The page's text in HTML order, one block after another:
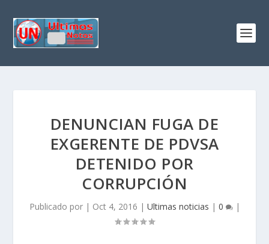
DENUNCIAN FUGA DE
EXGERENTE DE PDVSA
DETENIDO POR
CORRUPCIÓN
Publicado por | Oct 4, 2016 | Ultimas noticias | 0 |